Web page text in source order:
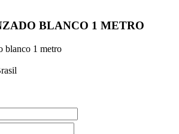
BLANCO 1 METRO
blanco 1 metro